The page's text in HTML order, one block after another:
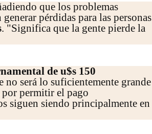
que los problemas
pérdidas para las personas
. "Significa que la gente pierde la
de u$s 150
no será lo suficientemente grande
por permitir el pago
siguen siendo principalmente en